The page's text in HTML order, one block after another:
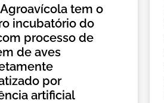
tem o
incubatório do
processo de
de aves
por
artificial